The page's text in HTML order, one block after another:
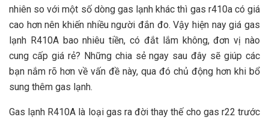
nhiên so với một số dòng gas lạnh khác thì gas r410a có giá
cao hơn nên khiến nhiều người đắn đo. Vậy hiện nay giá gas
lạnh R410A bao nhiêu tiền, có đắt lắm không, đơn vị nào
cung cấp giá rẻ? Những chia sẻ ngay sau đây sẽ giúp các
bạn nắm rõ hơn về vấn đề này, qua đó chủ động hơn khi bổ
sung thêm gas lạnh.
Gas lạnh R410A là loại gas ra đời thay thế cho gas r22 trước